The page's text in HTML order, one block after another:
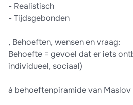
- Realistisch
- Tijdsgebonden
, Behoeften, wensen en vraag:
Behoefte = gevoel dat er iets
individueel, sociaal)
à behoeftenpiramide van Maslov